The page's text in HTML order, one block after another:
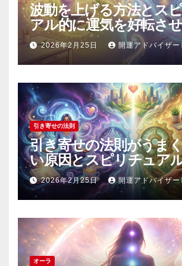
波動を上げる方法とス
アル的に運気を好転さ
の具体的習慣
2026年2月25日 開運アドバイザ
引き寄せの法則
引き寄せの法則がうま
い原因とスピリチュア
実を動かす正しい実践
2026年2月25日 開運アドバイザ
オーラ